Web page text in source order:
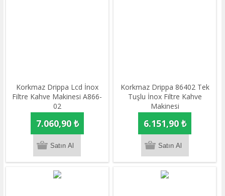
Korkmaz Drippa Lcd İnox
Filtre Kahve Makinesi A866-
02
7.060,90 ₺
Korkmaz Drippa 86402 Tek
Tuşlu İnox Filtre Kahve
Makinesi
6.151,90 ₺